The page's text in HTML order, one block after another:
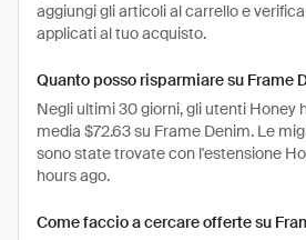
aggiungi gli articoli al carrello e
applicati al tuo acquisto.
Quanto posso risparmiare su Frame
Negli ultimi 30 giorni, gli utenti Honey
media $72.63 su Frame Denim. Le
sono state trovate con l'estensione
hours ago.
Come faccio a cercare offerte su